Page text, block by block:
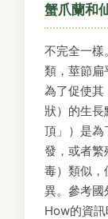
蟹爪蘭和
不完全一樣
類，莖節扁
為了促使其
狀）的生長
頂」）是為
發，或者繁
毒）類似，
異。參考
How的資訊